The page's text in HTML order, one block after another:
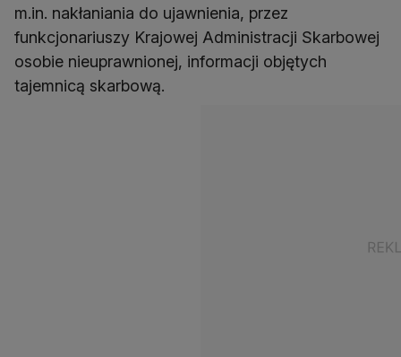
m.in. nakłaniania do ujawnienia, przez
funkcjonariuszy Krajowej Administracji Skarbowej
osobie nieuprawnionej, informacji objętych
tajemnicą skarbową.